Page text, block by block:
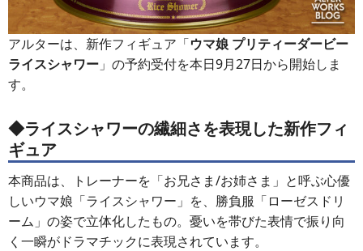
アルターは、新作フィギュア「ウマ娘 プリティーダービー
ライスシャワー 」の予約受付を本日9月27日から開始しま
す。
◆ライスシャワーの繊細さを表現した新作フィ
ギュア
本商品は、トレーナーを「お兄さま/お姉さま」と呼ぶ心優
しいウマ娘「ライスシャワー」を、勝負服「ローゼスドリ
ーム」の姿で立体化したもの。憂いを帯びた表情で振り向
く一瞬がドラマチックに表現されています。